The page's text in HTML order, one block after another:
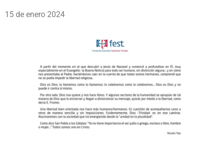
15 de enero 2024